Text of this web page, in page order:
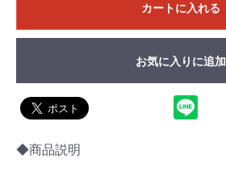
カートに入れる
お気に入りに追加
◆商品説明